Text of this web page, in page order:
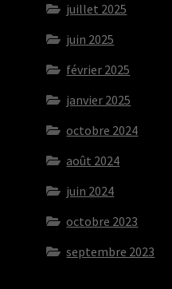
juillet 2025
juin 2025
février 2025
janvier 2025
octobre 2024
août 2024
juin 2024
octobre 2023
septembre 2023